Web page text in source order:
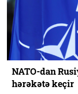
NATO-dan
hərəkətə keçir